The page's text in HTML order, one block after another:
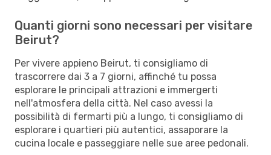
Quanti giorni sono necessari per visitare
Beirut?
Per vivere appieno Beirut, ti consigliamo di
trascorrere dai 3 a 7 giorni, affinché tu possa
esplorare le principali attrazioni e immergerti
nell'atmosfera della città. Nel caso avessi la
possibilità di fermarti più a lungo, ti consigliamo di
esplorare i quartieri più autentici, assaporare la
cucina locale e passeggiare nelle sue aree pedonali.